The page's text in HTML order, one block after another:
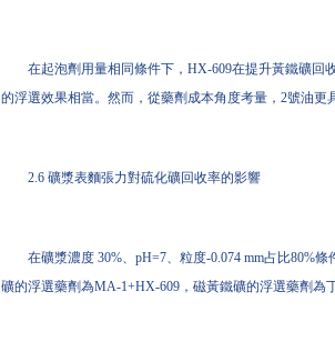
在起泡劑用量相同條件下，HX-609在提升黃鐵礦回
的浮選效果相當。然而，從藥劑成本角度考量，2號油更
2.6 礦漿表麵張力對硫化礦回收率的影響
在礦漿濃度 30%、pH=7、粒度-0.074 mm占比80%
礦的浮選藥劑為MA-1+HX-609，磁黃鐵礦的浮選藥劑為